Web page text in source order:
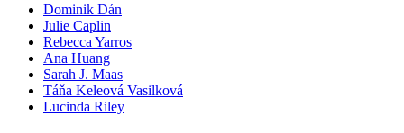
Dominik Dán
Julie Caplin
Rebecca Yarros
Ana Huang
Sarah J. Maas
Táňa Keleová Vasilková
Lucinda Riley